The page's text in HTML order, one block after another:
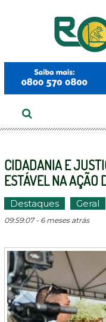
CIDADANIA E
ESTÁVEL NA AÇÃO
Destaques Geral
09:59:07 - 6 meses atrás